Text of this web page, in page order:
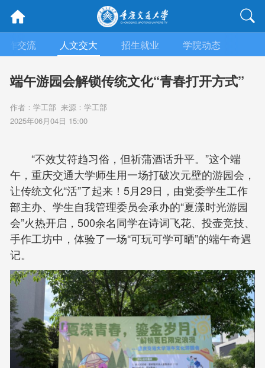
作交流 人文交大 招生就业 学院动态
端午游园会解锁传统文化“青春打开方式”
作者：学工部 来源：学工部
2025年06月04日 15:00
“不效艾符趋习俗，但祈蒲酒话升平。”这个端
午，重庆交通大学师生用一场打破次元壁的游园会，
让传统文化“活”了起来！5月29日，由党委学生工作
部主办、学生自我管理委员会承办的“夏漾时光游园
会”火热开启，500余名同学在诗词飞花、投壶竞技、
手作工坊中，体验了一场“可玩可学可晒”的端午奇遇
记。